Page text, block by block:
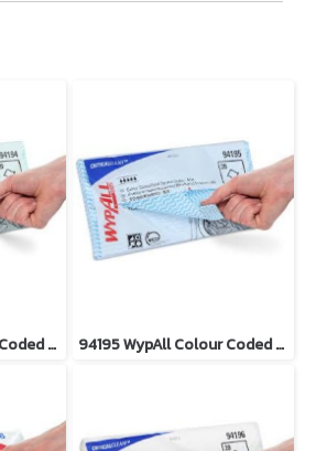
94194 WypAll Colour Coded Food Service Cloths Green 94195 WypAll Colour Coded Food Service Cloths Blue